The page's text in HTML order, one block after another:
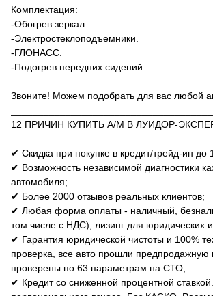
Комплектация:
-Обогрев зеркал.
-Электростеклоподъемники.
-ГЛОНАСС.
-Подогрев передних сидений.
Звоните! Можем подобрать для вас любой
12 ПРИЧИН КУПИTЬ A/М B ЛУИДОР-
✔ Скидка при покупке в кредит/тpейд-ин до
✔ Возможность независимой диагностики
автомобиля;
✔ Более 2000 отзывов реальных клиентов;
✔ Любая форма оплаты - наличный,
том числе с НДС), лизинг для юридических
✔ Гарантия юридической чистоты и 100%
проверка, все авто прошли предпродажную
проверены по 63 параметрам на СТО;
✔ Кредит со сниженной процентной